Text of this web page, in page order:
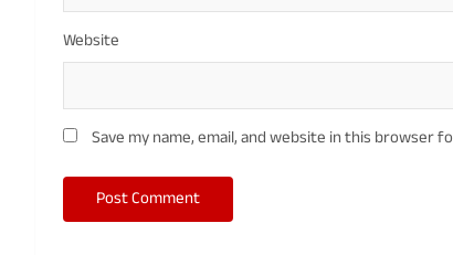
Website
Save my name, email, and website in this browser